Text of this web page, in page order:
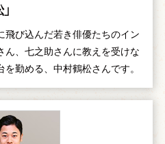
飛び込んだ若き俳優たちのイン
ん、七之助さんに教えを受けな
勤める、中村鶴松さんです。